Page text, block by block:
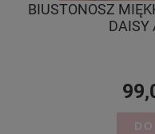
BIUSTONOSZ
DAISY